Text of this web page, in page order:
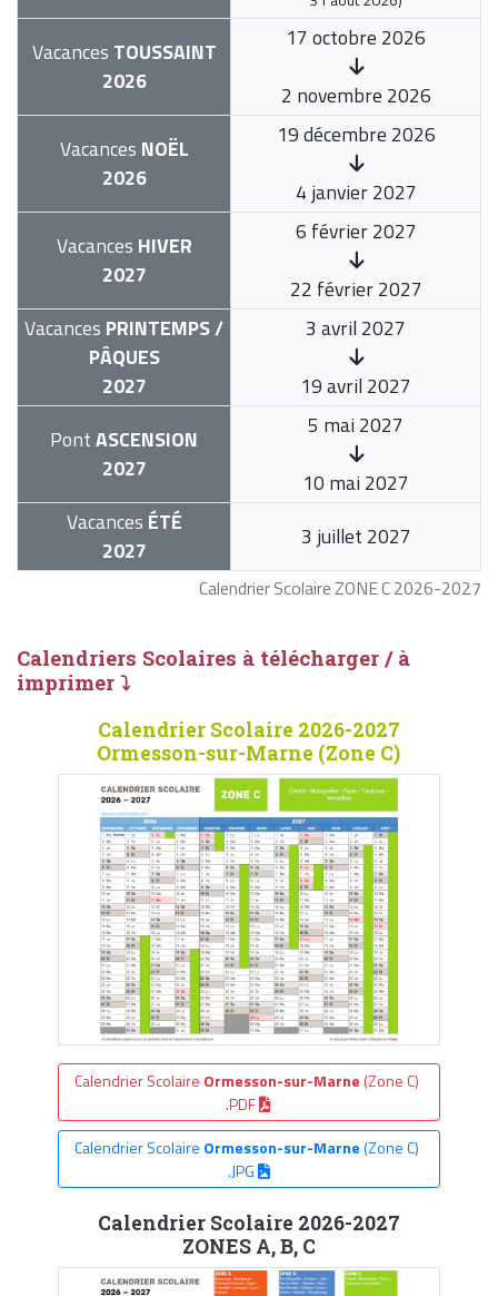
Calendrier Scolaire ZONE C 2026-2027
Vacances TOUSSAINT
2026
17 octobre 2026
2 novembre 2026
Vacances NOËL
2026
19 décembre 2026
4 janvier 2027
Vacances HIVER
2027
6 février 2027
22 février 2027
Vacances PRINTEMPS /
PÂQUES
2027
3 avril 2027
19 avril 2027
PontASCENSION
2027
5 mai 2027
10 mai 2027
Vacances ÉTÉ
2027
3 juillet 2027
Calendriers Scolaires à télécharger / à
imprimer ⤵
Calendrier Scolaire 2026-2027
Ormesson-sur-Marne (Zone C)
Calendrier Scolaire Ormesson-sur-Marne (Zone C)
.PDF
Calendrier Scolaire Ormesson-sur-Marne(Zone C)
.JPG
Calendrier Scolaire 2026-2027
ZONES A, B, C